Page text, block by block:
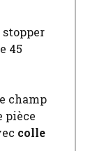
45
champ
pièce
colle